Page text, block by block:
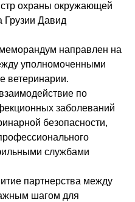
охраны окружающей
Грузии Давид
направлен на
уполномоченными
ветеринарии.
по
заболеваний
безопасности,
службами
партнерства между
шагом для